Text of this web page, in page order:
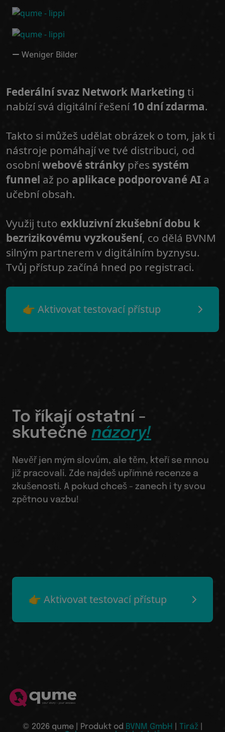
Weniger Bilder
Federální svaz Network Marketing ti
nabízí svá digitální řešení10 dní zdarma.
Takto si můžeš udělat obrázek o tom, jak ti
nástroje pomáhají ve tvé distribuci, od
osobníwebové stránky přes systém
funnel až po aplikace podporované AI a
učební obsah.
Využij tuto exkluzivní zkušební dobu k
bezrizikovému vyzkoušení, co dělá BVNM
silným partnerem v digitálním byznysu.
Tvůj přístup začíná hned po registraci.
👉 Aktivovat testovací přístup
To říkají ostatní -
skutečné názory!
Nevěř jen mým slovům, ale těm, kteří se mnou
již pracovali. Zde najdeš upřímné recenze a
zkušenosti. A pokud chceš - zanech i ty svou
zpětnou vazbu!
👉 Aktivovat testovací přístup
© 2026 qume | Produkt od BVNM GmbH Tiráž